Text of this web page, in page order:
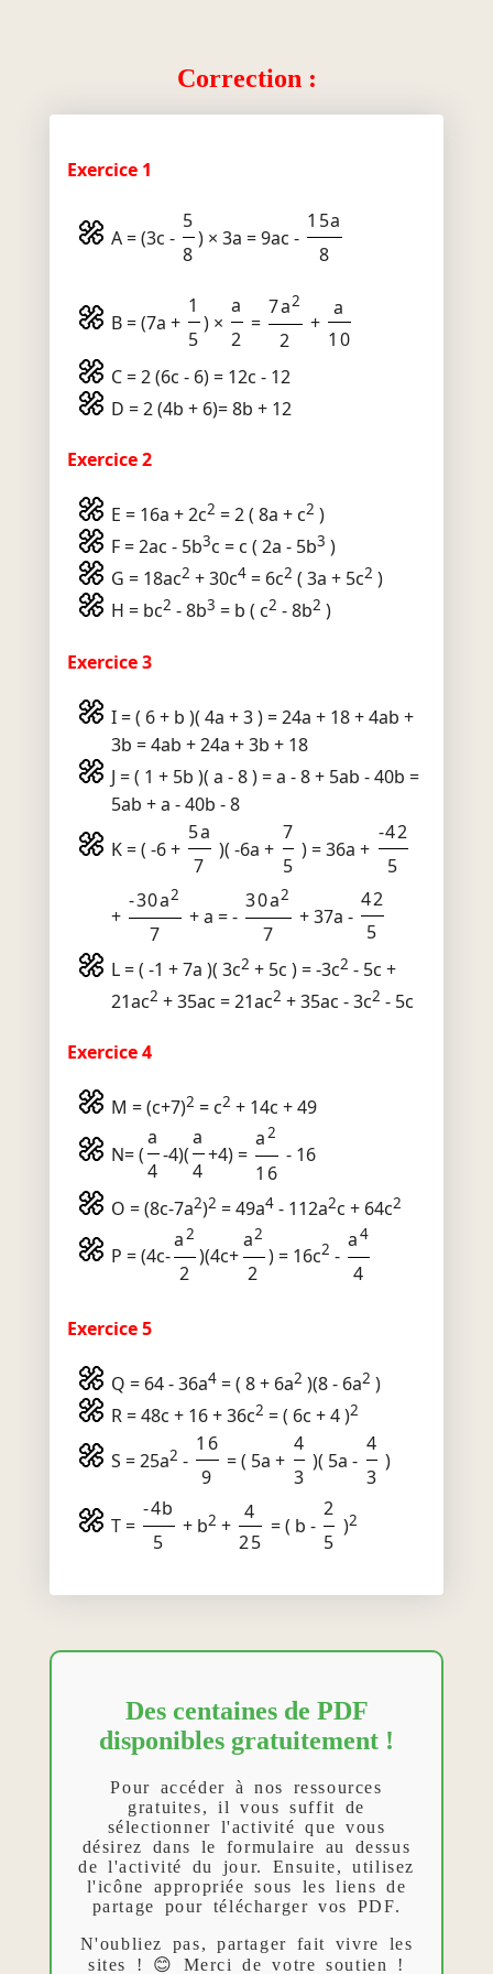
Correction :
Exercice 1
A = (3c -
5
8
) × 3a = 9ac -
15a
8
B = (7a +
1
5
) ×
a
2
=
7a2
2
+
a
10
C = 2 (6c - 6) = 12c - 12
D = 2 (4b + 6)= 8b + 12
Exercice 2
E = 16a + 2c2 = 2 ( 8a + c2 )
F = 2ac - 5b3c = c ( 2a - 5b3 )
G = 18ac2 + 30c4= 6c2 ( 3a + 5c2 )
H = bc2 - 8b3 = b ( c2 - 8b2 )
Exercice 3
I = ( 6 + b )( 4a + 3 ) = 24a + 18 + 4ab +
3b = 4ab + 24a + 3b + 18
J = ( 1 + 5b )( a - 8 ) = a - 8 + 5ab - 40b =
5ab + a - 40b - 8
K = ( -6 +
5a
7
)( -6a +
7
5
) = 36a +
-42
5
+
-30a2
7
+ a = -
30a2
7
+ 37a -
42
5
L = ( -1 + 7a )( 3c2 + 5c ) = -3c2 - 5c +
21ac2 + 35ac = 21ac2 + 35ac - 3c2 - 5c
Exercice 4
M = (c+7)2 = c2 + 14c + 49
N= (
a
4
-4)(
a
4
+4) =
a2
16
- 16
O = (8c-7a2)2 = 49a4- 112a2c + 64c2
P = (4c-
a2
2
)(4c+
a2
2
) = 16c2 -
a4
4
Exercice 5
Q = 64 - 36a4= ( 8 + 6a2 )(8 - 6a2 )
R = 48c + 16 + 36c2 = ( 6c + 4 )2
S = 25a2 -
16
9
= ( 5a +
4
3
)( 5a -
4
3
)
T =
-4b
5
+ b2 +
4
25
= ( b -
2
5
)2
Des centaines de PDF
disponibles gratuitement !
Pour accéder à nos ressources
gratuites, il vous suffit de
sélectionner l'activité que vous
désirez dans le formulaire au dessus
de l'activité du jour. Ensuite, utilisez
l'icône appropriée sous les liens de
partage pour télécharger vos PDF.
N'oubliez pas, partager fait vivre les
sites ! 😊 Merci de votre soutien !